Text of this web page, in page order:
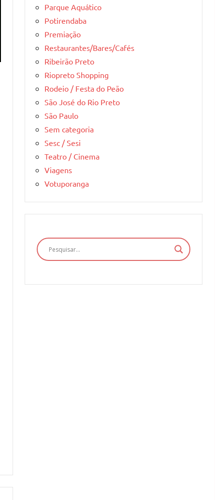
Parque Aquático
Potirendaba
Premiação
Restaurantes/Bares/Cafés
Ribeirão Preto
Riopreto Shopping
Rodeio / Festa do Peão
São José do Rio Preto
São Paulo
Sem categoria
Sesc / Sesi
Teatro / Cinema
Viagens
Votuporanga